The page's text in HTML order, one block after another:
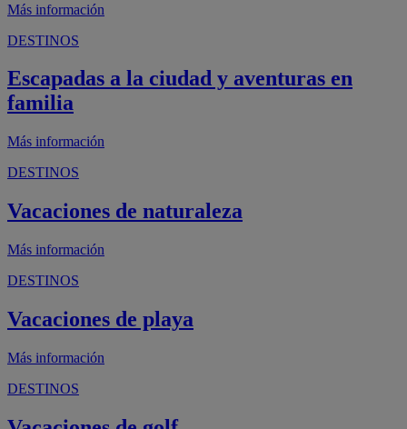
Más información
DESTINOS
Escapadas a la ciudad y aventuras en
familia
Más información
DESTINOS
Vacaciones de naturaleza
Más información
DESTINOS
Vacaciones de playa
Más información
DESTINOS